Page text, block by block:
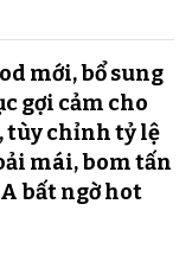
mới, bổ sung
gợi cảm cho
tùy chỉnh tỷ lệ
mái, bom tấn
bất ngờ hot